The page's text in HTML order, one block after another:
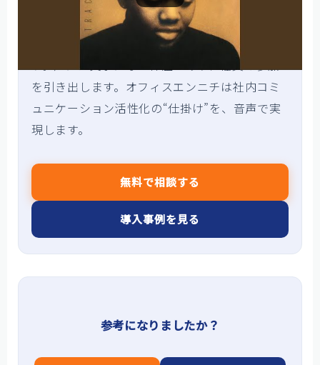
「一方通行をやめ、参加できる場へ」——この
発想は社内報だけでなく社内ラジオでも同じで
す。声には文字にない体温があり、社員の参加
を引き出します。オフィスエンニチは社内コミ
ュニケーション活性化の“仕掛け”を、音声で実
現します。
無料で相談する
導入事例を見る
参考になりましたか？